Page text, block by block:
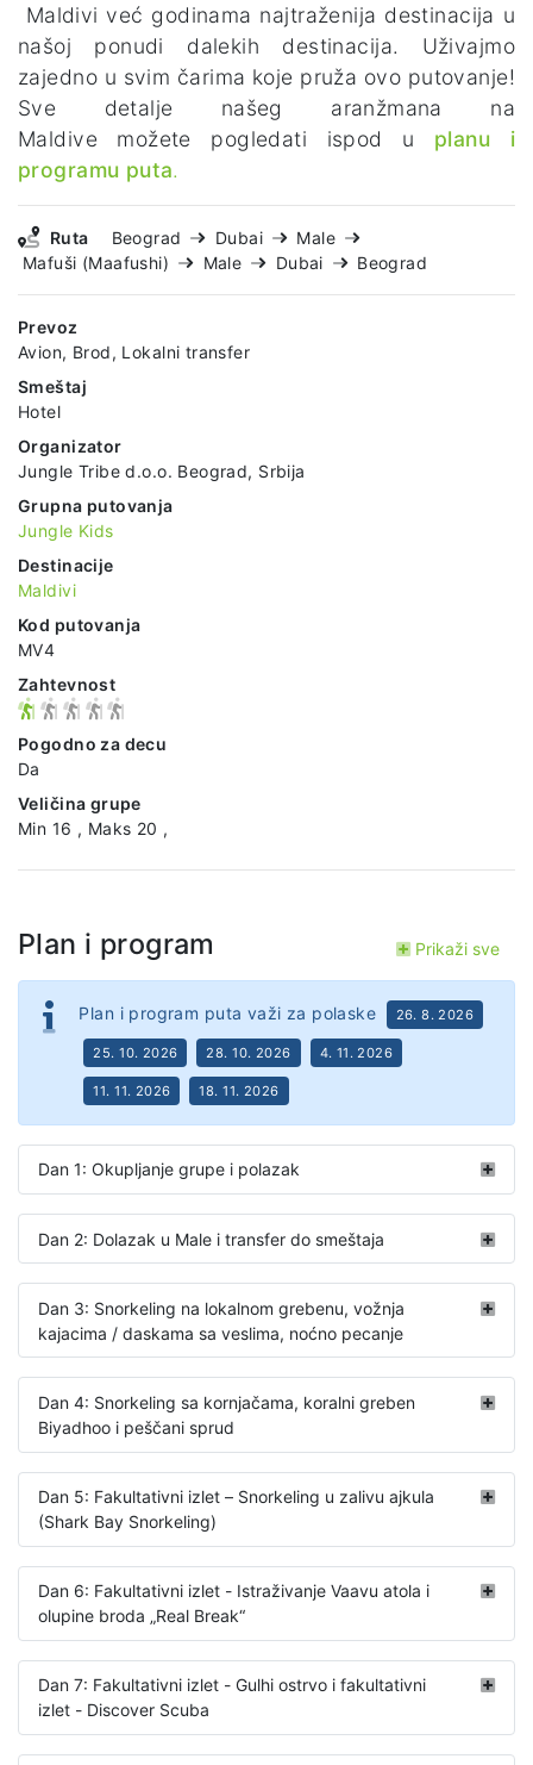
Maldivi već godinama najtraženija destinacija u
našoj ponudi dalekih destinacija. Uživajmo
zajedno u svim čarima koje pruža ovo putovanje!
Sve detalje našeg aranžmana na
Maldive možete pogledati ispod u
planu i
programu puta.
Ruta Beograd Dubai
Male
Mafuši (Maafushi)
Male Dubai Beograd
Prevoz
Avion, Brod, Lokalni transfer
Smeštaj
Hotel
Organizator
Jungle Tribe d.o.o. Beograd, Srbija
Grupna putovanja
Jungle Kids
Destinacije
Maldivi
Kod putovanja
MV4
Zahtevnost
Pogodno za decu
Da
Veličina grupe
Min 16 , Maks 20 ,
Plan i program Prikaži sve
Plan i program puta važi za polaske 26. 8. 2026
25. 10. 2026 28. 10. 2026 4. 11. 2026
11. 11. 2026 18. 11. 2026
Dan 1: Okupljanje grupe i polazak
Dan 2: Dolazak u Male i transfer do smeštaja
Dan 3: Snorkeling na lokalnom grebenu, vožnja
kajacima / daskama sa veslima, noćno pecanje
Dan 4: Snorkeling sa kornjačama, koralni greben
Biyadhoo i peščani sprud
Dan 5: Fakultativni izlet – Snorkeling u zalivu ajkula
(Shark Bay Snorkeling)
Dan 6: Fakultativni izlet - Istraživanje Vaavu atola i
olupine broda „Real Break“
Dan 7: Fakultativni izlet - Gulhi ostrvo i fakultativni
izlet - Discover Scuba